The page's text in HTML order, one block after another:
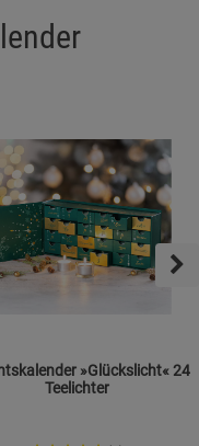
»Glückslicht« 24
Teelichter